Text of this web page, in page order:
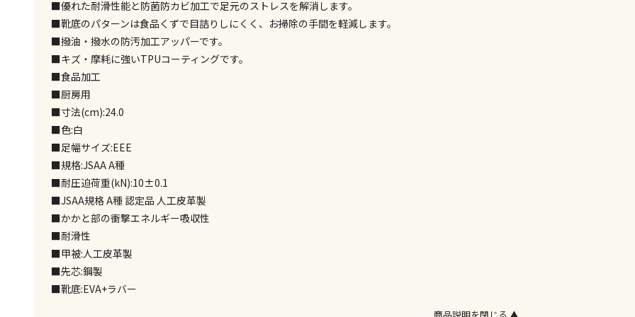
■優れた耐滑性能と防菌防カビ加工で足元のストレスを解消します。
■靴底のパターンは食品くずで目詰りしにくく、お掃除の手間を軽減します。
■撥油・撥水の防汚加工アッパーです。
■キズ・摩耗に強いTPUコーティングです。
■食品加工
■厨房用
■寸法(cm):24.0
■色:白
■足幅サイズ:EEE
■規格:JSAA A種
■耐圧迫荷重(kN):10±0.1
■JSAA規格 A種 認定品 人工皮革製
■かかと部の衝撃エネルギー吸収性
■耐滑性
■甲被:人工皮革製
■先芯:鋼製
■靴底:EVA+ラバー